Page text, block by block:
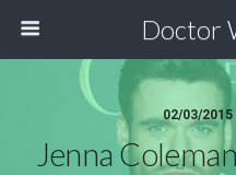
Doctor
02/03/2015
Jenna